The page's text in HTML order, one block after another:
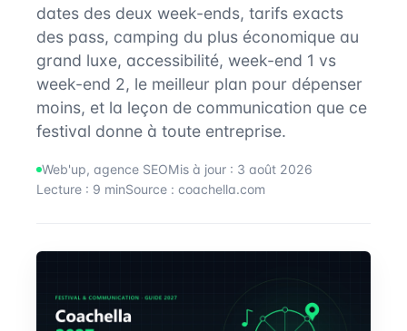
dates des deux week-ends, tarifs exacts
des pass, camping du plus économique au
grand luxe, accessibilité, week-end 1 vs
week-end 2, le meilleur plan pour dépenser
moins, et la leçon de communication que ce
festival donne à toute entreprise.
Web'up, agence SEOMis à jour : 3 août 2026
Lecture : 9 minSource : coachella.com